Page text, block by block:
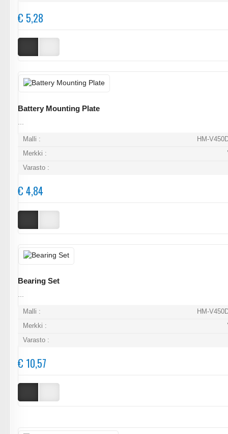
€ 5,28
Battery Mounting Plate
Malli :
HM-
Merkki :
Varasto :
€ 4,84
Bearing Set
Malli :
HM-
Merkki :
Varasto :
€ 10,57